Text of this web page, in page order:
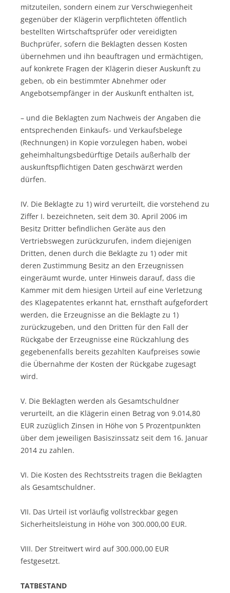
mitzuteilen, sondern einem zur Verschwiegenheit
gegenüber der Klägerin verpflichteten öffentlich
bestellten Wirtschaftsprüfer oder vereidigten
Buchprüfer, sofern die Beklagten dessen Kosten
übernehmen und ihn beauftragen und ermächtigen‚
auf konkrete Fragen der Klägerin dieser Auskunft zu
geben, ob ein bestimmter Abnehmer oder
Angebotsempfänger in der Auskunft enthalten ist,
– und die Beklagten zum Nachweis der Angaben die
entsprechenden Einkaufs- und Verkaufsbelege
(Rechnungen) in Kopie vorzulegen haben, wobei
geheimhaltungsbedürftige Details außerhalb der
auskunftspflichtigen Daten geschwärzt werden
dürfen.
IV. Die Beklagte zu 1) wird verurteilt, die vorstehend zu
Ziffer I. bezeichneten, seit dem 30. April 2006 im
Besitz Dritter befindlichen Geräte aus den
Vertriebswegen zurückzurufen, indem diejenigen
Dritten, denen durch die Beklagte zu 1) oder mit
deren Zustimmung Besitz an den Erzeugnissen
eingeräumt wurde, unter Hinweis darauf, dass die
Kammer mit dem hiesigen Urteil auf eine Verletzung
des Klagepatentes erkannt hat, ernsthaft aufgefordert
werden, die Erzeugnisse an die Beklagte zu 1)
zurückzugeben, und den Dritten für den Fall der
Rückgabe der Erzeugnisse eine Rückzahlung des
gegebenenfalls bereits gezahlten Kaufpreises sowie
die Übernahme der Kosten der Rückgabe zugesagt
wird.
V. Die Beklagten werden als Gesamtschuldner
verurteilt, an die Klägerin einen Betrag von 9.014,80
EUR zuzüglich Zinsen in Höhe von 5 Prozentpunkten
über dem jeweiligen Basiszinssatz seit dem 16. Januar
2014 zu zahlen.
VI. Die Kosten des Rechtsstreits tragen die Beklagten
als Gesamtschuldner.
VII. Das Urteil ist vorläufig vollstreckbar gegen
Sicherheitsleistung in Höhe von 300.000,00 EUR.
VIII. Der Streitwert wird auf 300.000,00 EUR
festgesetzt.
TATBESTAND